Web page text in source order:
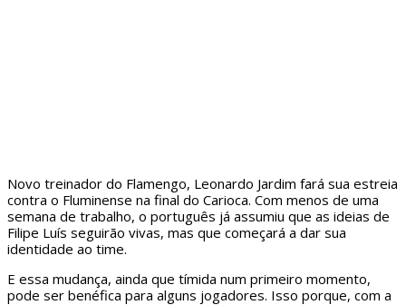
Novo treinador do Flamengo, Leonardo Jardim fará sua estreia
contra o Fluminense na final do Carioca. Com menos de uma
semana de trabalho, o português já assumiu que as ideias de
Filipe Luís seguirão vivas, mas que começará a dar sua
identidade ao time.
E essa mudança, ainda que tímida num primeiro momento,
pode ser benéfica para alguns jogadores. Isso porque, com a